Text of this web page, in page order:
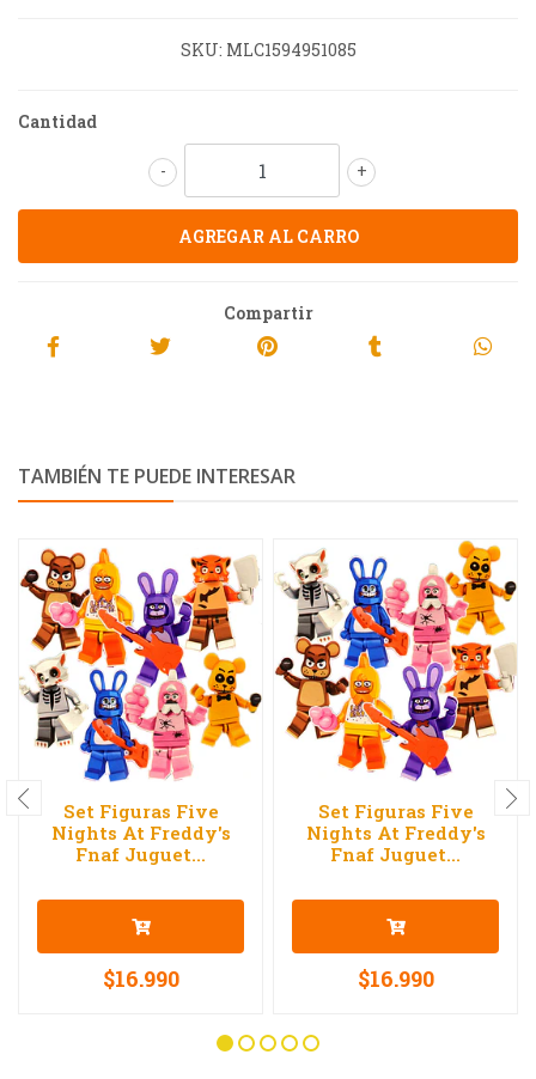
SKU: MLC1594951085
Cantidad
+
-
Compartir
TAMBIÉN TE PUEDE INTERESAR
Set Figuras Five
Nights At Freddy's
Fnaf Juguet...
$16.990
Set Figuras Five
Nights At Freddy's
Fnaf Juguet...
$16.990